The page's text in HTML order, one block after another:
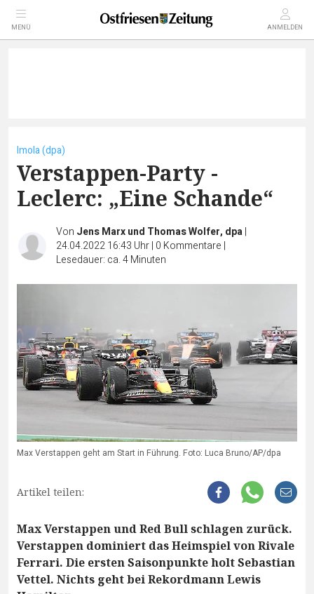
MENÜ ANMELDEN
Imola (dpa)
Verstappen-Party -
Leclerc: „Eine Schande“
Von Jens Marx und Thomas Wolfer, dpa|
24.04.2022 16:43 Uhr| 0 Kommentare |
Lesedauer: ca. 4 Minuten
Max Verstappen geht am Start in Führung. Foto: Luca Bruno/AP/dpa
Artikel teilen:
Max Verstappen und Red Bull schlagen zurück.
Verstappen dominiert das Heimspiel von Rivale
Ferrari. Die ersten Saisonpunkte holt Sebastian
Vettel. Nichts geht bei Rekordmann Lewis